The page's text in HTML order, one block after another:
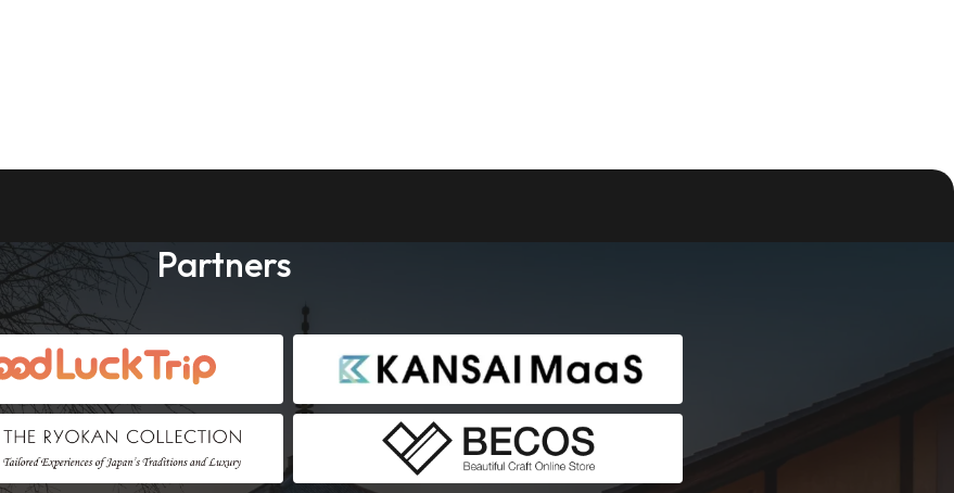
Partners